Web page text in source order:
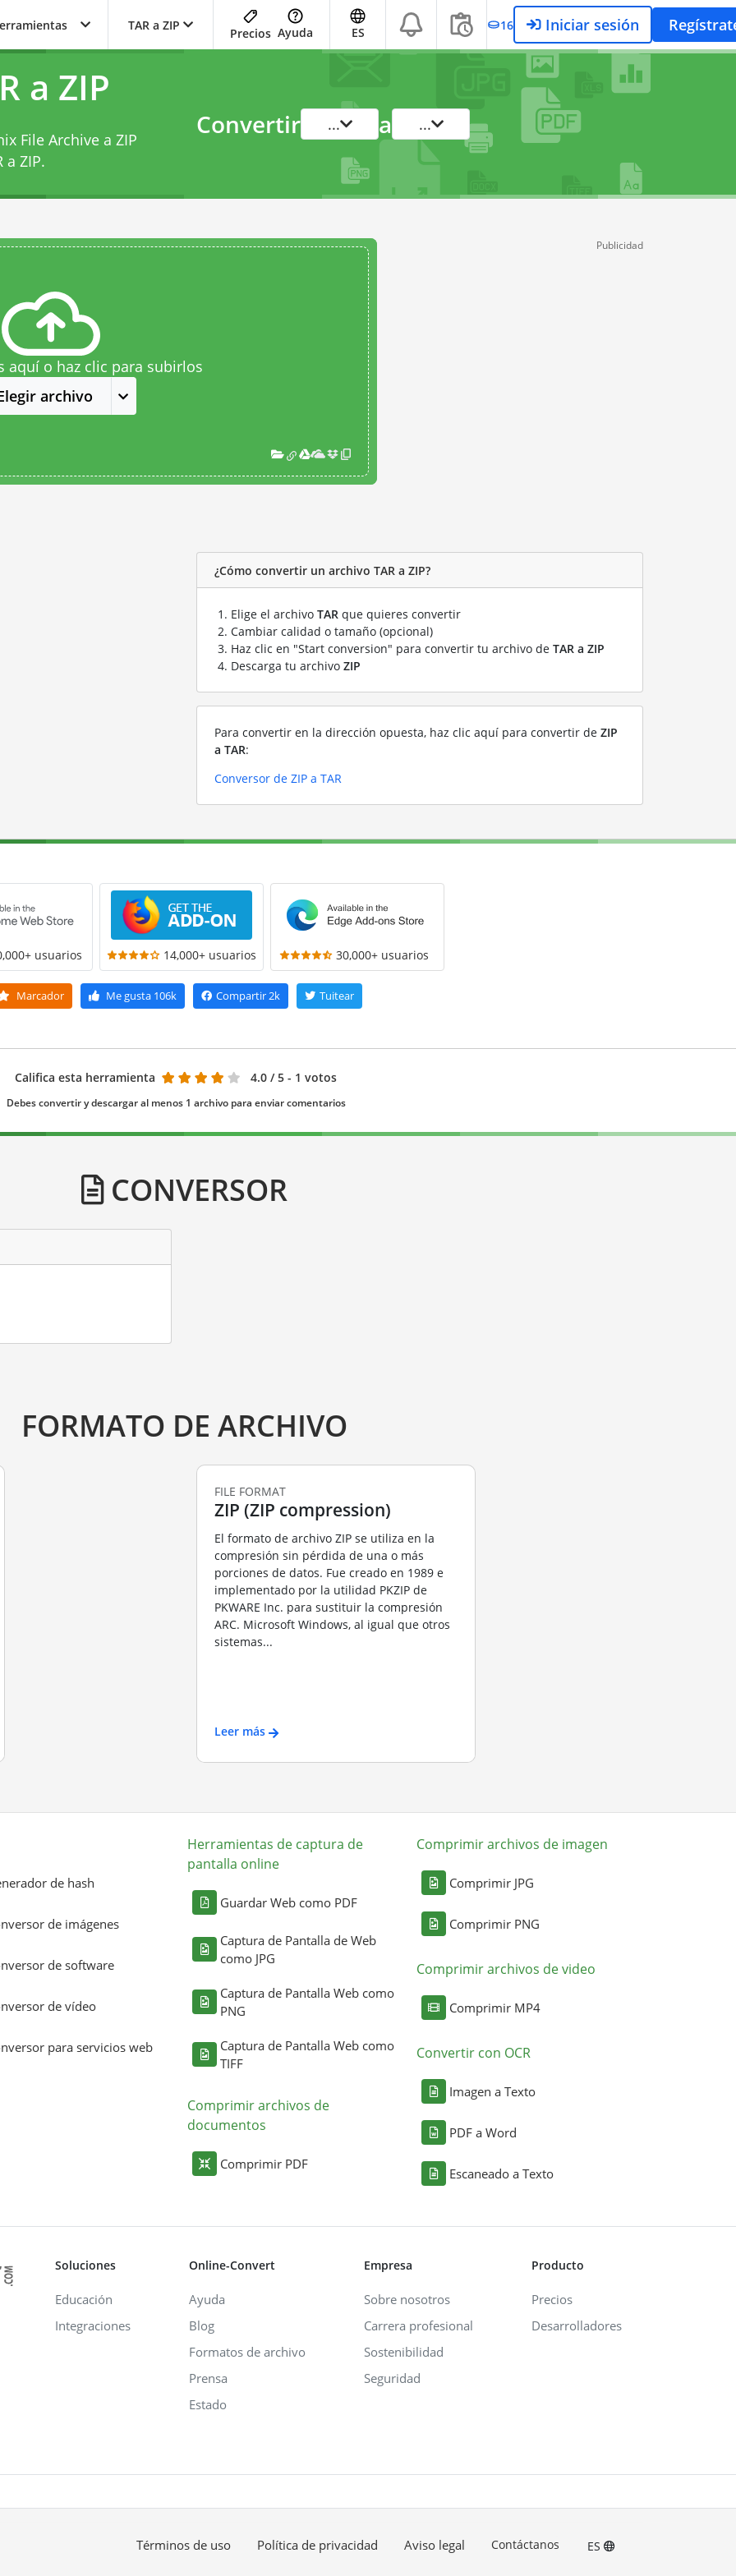
TAR a ZIP
Precios Ayuda ES 16 Iniciar sesión
a ZIP
File Archive a ZIP
a ZIP.
Convertir ... a ...
aquí o haz clic para subirlos
archivo
Publicidad
¿Cómo convertir un archivo TAR a ZIP?
Elige el archivo TAR que quieres convertir
Cambiar calidad o tamaño (opcional)
Haz clic en "Start conversion" para convertir tu archivo de TAR a ZIP
Descarga tu archivo ZIP
Para convertir en la dirección opuesta, haz clic aquí para convertir de ZIP
a TAR:
Conversor de ZIP a TAR
usuarios 14,000+ usuarios 30,000+ usuarios
Marcador Me gusta 106k Compartir2k Tuitear
Califica esta herramienta 4.0 / 5 - 1 votos
Debes convertir y descargar al menos 1 archivo para enviar comentarios
CONVERSOR
FORMATO DE ARCHIVO
FILE FORMAT
ZIP (ZIP compression)
El formato de archivo ZIP se utiliza en la
compresión sin pérdida de una o más
porciones de datos. Fue creado en 1989 e
implementado por la utilidad PKZIP de
PKWARE Inc. para sustituir la compresión
ARC. Microsoft Windows, al igual que otros
sistemas...
Leer más
de hash
de imágenes
de software
de vídeo
para servicios web
Herramientas de captura de
pantalla online
Guardar Web como PDF
Captura de Pantalla de Web
como JPG
Captura de Pantalla Web como
PNG
Captura de Pantalla Web como
TIFF
Comprimir archivos de
documentos
Comprimir PDF
Comprimir archivos de imagen
Comprimir JPG
Comprimir PNG
Comprimir archivos de video
Comprimir MP4
Convertir con OCR
Imagen a Texto
PDF a Word
Escaneado a Texto
Soluciones
Educación
Integraciones
Online-Convert
Ayuda
Blog
Formatos de archivo
Prensa
Estado
Empresa
Sobre nosotros
Carrera profesional
Sostenibilidad
Seguridad
Producto
Precios
Desarrolladores
Términos de uso Política de privacidad Aviso legal Contáctanos ES